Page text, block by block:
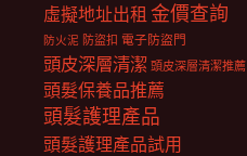
虛擬地址出租 金價查詢
防火泥 防盜扣 電子防盜門
頭皮深層清潔 頭皮深層清潔推薦
頭髮保養品推薦
頭髮護理產品
頭髮護理產品試用